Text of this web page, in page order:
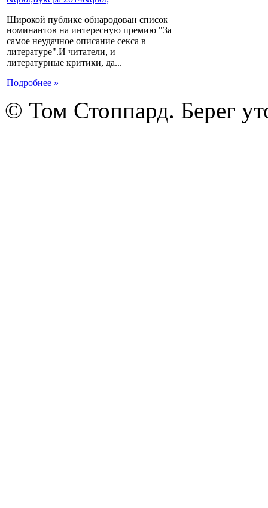
Широкой публике обнародован список
номинантов на интересную премию "За
самое неудачное описание секса в
литературе".И читатели, и
литературные критики, да...
Подробнее »
© Том Стоппард. Берег